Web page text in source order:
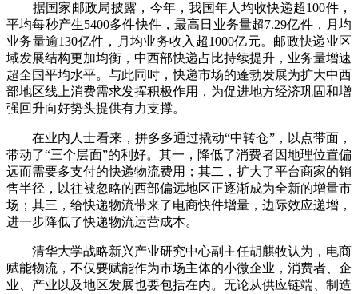
据国家邮政局披露，今年，我国年人均收快递超100件，
平均每秒产生5400多件快件，最高日业务量超7.29亿件，月均
业务量逾130亿件，月均业务收入超1000亿元。邮政快递业区
域发展结构更加均衡，中西部快递占比持续提升，业务量增速
超全国平均水平。与此同时，快递市场的蓬勃发展为扩大中西
部地区线上消费需求发挥积极作用，为促进地方经济巩固和增
强回升向好势头提供有力支撑。
在业内人士看来，拼多多通过撬动“中转仓”，以点带面，
带动了“三个层面”的利好。其一，降低了消费者因地理位置偏
远而需要多支付的快递物流费用；其二，扩大了平台商家的销
售半径，以往被忽略的西部偏远地区正逐渐成为全新的增量市
场；其三，给快递物流带来了电商快件增量，边际效应递增，
进一步降低了快递物流运营成本。
清华大学战略新兴产业研究中心副主任胡麒牧认为，电商
赋能物流，不仅要赋能作为市场主体的小微企业，消费者、企
业、产业以及地区发展也要包括在内。无论从供应链端、制造